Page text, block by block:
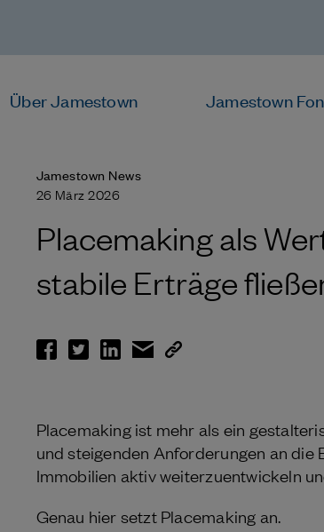
Über Jamestown Jamestown
Jamestown News
26 März 2026
Placemaking als
stabile Erträge
Placemaking ist mehr als ein
und steigenden Anforderungen an
Immobilien aktiv weiterzuentwickeln
Genau hier setzt Placemaking an.